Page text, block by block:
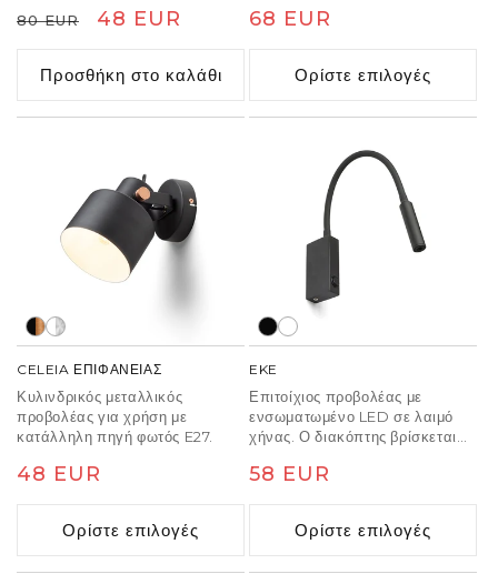
Κανονική
τιμή
80 EUR
Τιμή
έκπτωσης
48 EUR
Προσθήκη στο καλάθι
ντιμμερ που βρίσκεται στο κλιπ.
της φωτεινότητας σε τρία
βήματα.
Κανονική
τιμή
68 EUR
Ορίστε επιλογές
CELEIA ΕΠΙΦΑΝΕΙΑΣ
Κυλινδρικός μεταλλικός
προβολέας για χρήση με
κατάλληλη πηγή φωτός E27.
Κανονική
τιμή
48 EUR
Ορίστε επιλογές
EKE
Επιτοίχιος προβολέας με
ενσωματωμένο LED σε λαιμό
χήνας. Ο διακόπτης βρίσκεται
Κανονική
τιμή
58 EUR
Ορίστε επιλογές